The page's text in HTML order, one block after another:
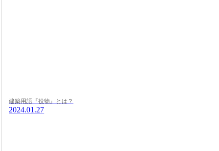
建築用語『役物』とは？
2024.01.27